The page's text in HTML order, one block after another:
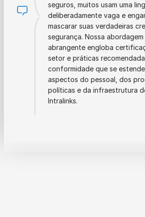
seguros, muitos usam uma
deliberadamente vaga e
mascarar suas verdadeiras
segurança. Nossa
abrangente engloba
setor e práticas
conformidade que se
aspectos do pessoal, dos
políticas e da infraestrutura
Intralinks.